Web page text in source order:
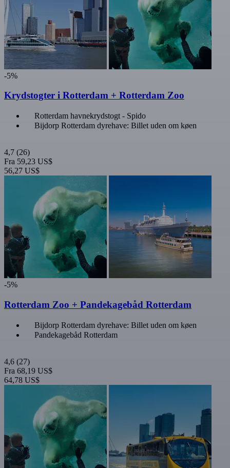
-5%
Krydstogter i Rotterdam + Rotterdam Zoo
Rotterdam havnekrydstogt - Spido
Bijdorp Rotterdam dyrehave: Billet uden om køen
4,7 (26)
Fra 59,23 US$
56,27 US$
-5%
Rotterdam Zoo + Pandekagebåd Rotterdam
Bijdorp Rotterdam dyrehave: Billet uden om køen
Pandekagebåd Rotterdam
4,6 (27)
Fra 68,19 US$
64,78 US$